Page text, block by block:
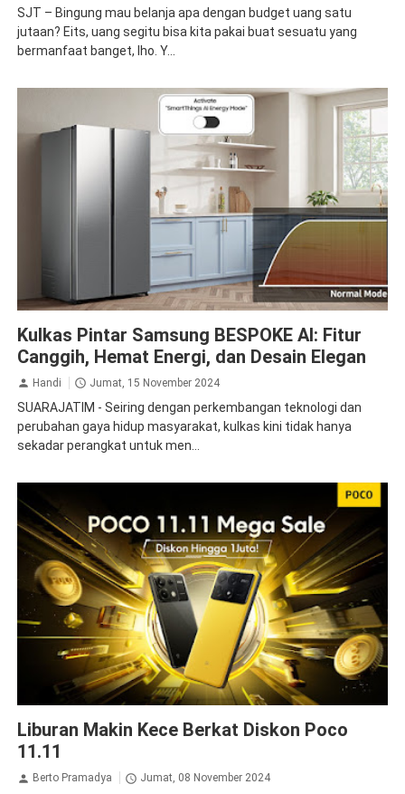
SJT – Bingung mau belanja apa dengan budget uang satu
jutaan? Eits, uang segitu bisa kita pakai buat sesuatu yang
bermanfaat banget, lho. Y...
Kulkas Pintar Samsung BESPOKE AI: Fitur
Canggih, Hemat Energi, dan Desain Elegan
Handi Jumat, 15 November 2024
SUARAJATIM - Seiring dengan perkembangan teknologi dan
perubahan gaya hidup masyarakat, kulkas kini tidak hanya
sekadar perangkat untuk men...
Liburan Makin Kece Berkat Diskon Poco
11.11
Berto Pramadya Jumat, 08 November 2024